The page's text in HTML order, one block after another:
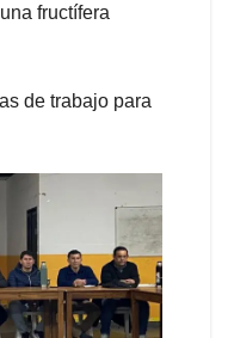
fructífera
de trabajo para